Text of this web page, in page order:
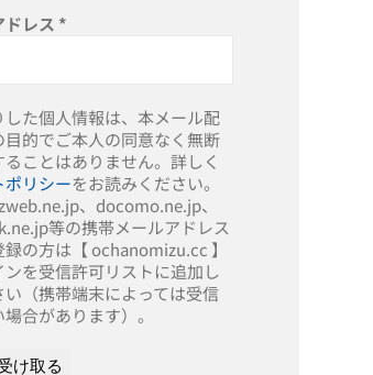
ドレス *
した個人情報は、本メール配
目的でご本人の同意なく無断
ことはありません。詳しく
ポリシーをお読みください。
、docomo.ne.jp、
等の携帯メールアドレス
録の方は【 ochanomizu.cc 】
ンを受信許可リストに追加し
い（携帯端末によっては受信
合があります）。